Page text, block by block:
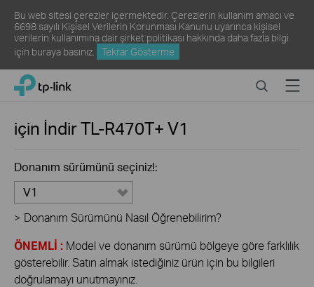
Bu web sitesi çerezler içermektedir. Çerezlerin kullanım amacı ve
6698 sayılı Kişisel Verilerin Korunması Kanunu uyarınca kişisel
verilerin kullanımına dair şirket politikası hakkında daha fazla bilgi
için buraya basınız. Tekrar Gösterme
Click
navigation
TP-Link, Reliably Smart SearchMenu
için İndirTL-R470T+V1
Donanım sürümünü seçiniz!:
V1
> Donanım Sürümünü Nasıl Öğrenebilirim?
ÖNEMLİ : Model ve donanım sürümü bölgeye göre farklılık
gösterebilir. Satın almak istediğiniz ürün için bu bilgileri
doğrulamayı unutmayınız.